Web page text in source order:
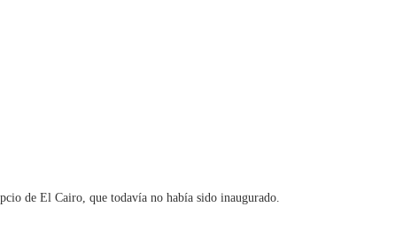
de El Cairo, que todavía no había sido inaugurado.